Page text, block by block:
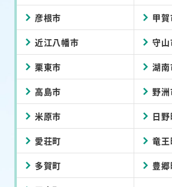
彦根市 甲
近江八幡市 守山
栗東市 湖南
高島市 野洲
米原市 日
愛荘町 竜王
多賀町 豊